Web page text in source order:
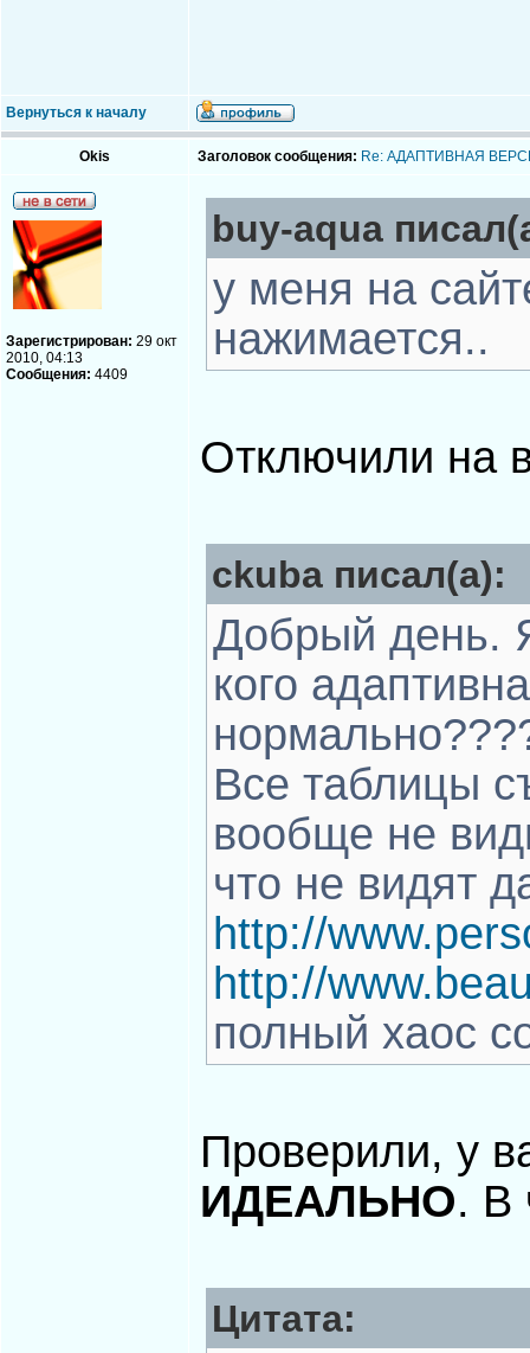
Вернуться к началу
Okis Заголовок сообщения: Re: АДАПТИВНАЯ
Зарегистрирован: 29 окт
2010, 04:13
Сообщения: 4409
buy-aqua
у меня на
нажимается..
Отключили на
ckuba писал(а):
Добрый день.
кого
Все таблицы
вообще не
что не видят
http://
http://
полный хаос
Проверили, у
ИДЕАЛЬНО. В
Цитата: